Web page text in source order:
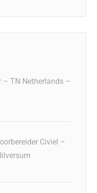
– TN Netherlands –
Civiel –